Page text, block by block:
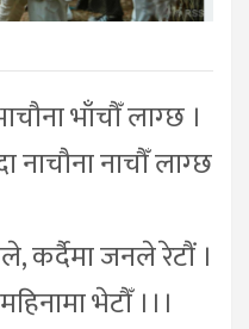
भाँचौँ लाग्छ ।
नाचौना नाचौँ लाग्छ
कर्दैमा जनले रेटौं ।
भेटौँ ।।।